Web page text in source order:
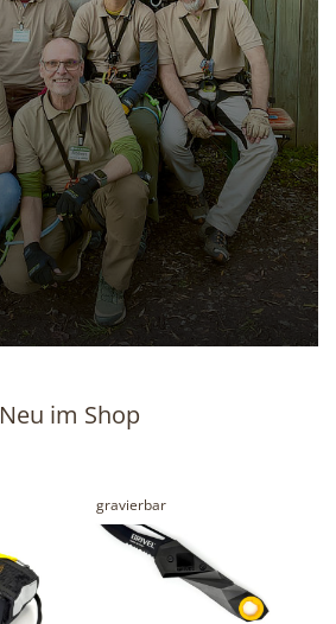
Neu im Shop
gravierbar